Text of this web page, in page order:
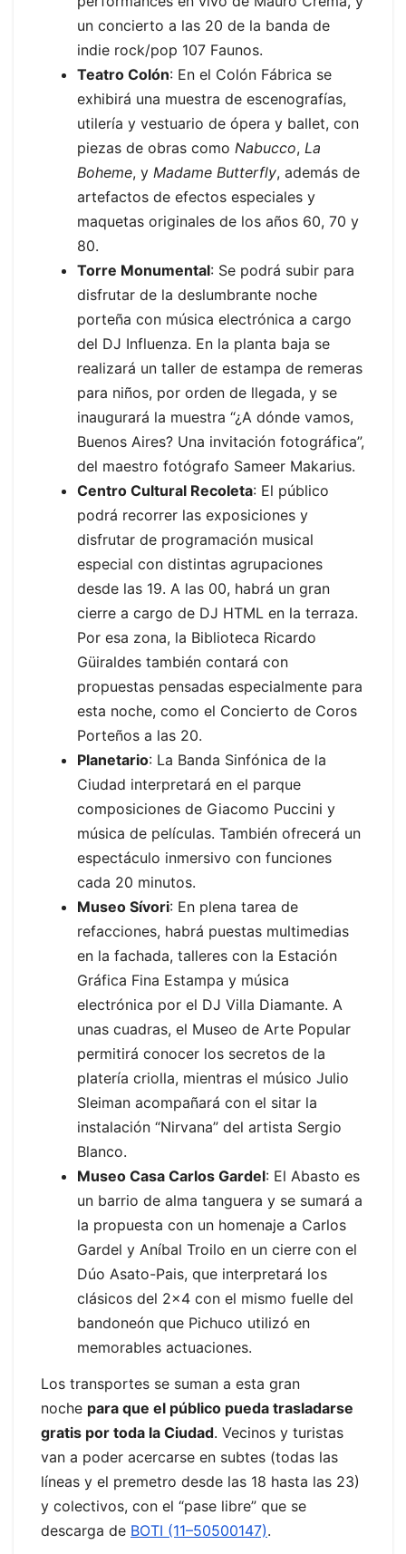
un concierto a las 20 de la banda de
indie rock/pop 107 Faunos.
Teatro Colón: En el Colón Fábrica se
exhibirá una muestra de escenografías,
utilería y vestuario de ópera y ballet, con
piezas de obras como Nabucco, La
Boheme, y Madame Butterfly, además de
artefactos de efectos especiales y
maquetas originales de los años 60, 70 y
80.
Torre Monumental: Se podrá subir para
disfrutar de la deslumbrante noche
porteña con música electrónica a cargo
del DJ Influenza. En la planta baja se
realizará un taller de estampa de remeras
para niños, por orden de llegada, y se
inaugurará la muestra “¿A dónde vamos,
Buenos Aires? Una invitación fotográfica”,
del maestro fotógrafo Sameer Makarius.
Centro Cultural Recoleta: El público
podrá recorrer las exposiciones y
disfrutar de programación musical
especial con distintas agrupaciones
desde las 19. A las 00, habrá un gran
cierre a cargo de DJ HTML en la terraza.
Por esa zona, la Biblioteca Ricardo
Güiraldes también contará con
propuestas pensadas especialmente para
esta noche, como el Concierto de Coros
Porteños a las 20.
Planetario: La Banda Sinfónica de la
Ciudad interpretará en el parque
composiciones de Giacomo Puccini y
música de películas. También ofrecerá un
espectáculo inmersivo con funciones
cada 20 minutos.
Museo Sívori: En plena tarea de
refacciones, habrá puestas multimedias
en la fachada, talleres con la Estación
Gráfica Fina Estampa y música
electrónica por el DJ Villa Diamante. A
unas cuadras, el Museo de Arte Popular
permitirá conocer los secretos de la
platería criolla, mientras el músico Julio
Sleiman acompañará con el sitar la
instalación “Nirvana” del artista Sergio
Blanco.
Museo Casa Carlos Gardel: El Abasto es
un barrio de alma tanguera y se sumará a
la propuesta con un homenaje a Carlos
Gardel y Aníbal Troilo en un cierre con el
Dúo Asato-Pais, que interpretará los
clásicos del 2×4 con el mismo fuelle del
bandoneón que Pichuco utilizó en
memorables actuaciones.
Los transportes se suman a esta gran
noche para que el público pueda trasladarse
gratis por toda la Ciudad. Vecinos y turistas
van a poder acercarse en subtes (todas las
líneas y el premetro desde las 18 hasta las 23)
y colectivos, con el “pase libre” que se
descarga de BOTI (11–50500147).